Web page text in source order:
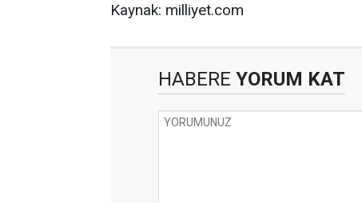
Kaynak: milliyet.com
HABERE YORUM KAT